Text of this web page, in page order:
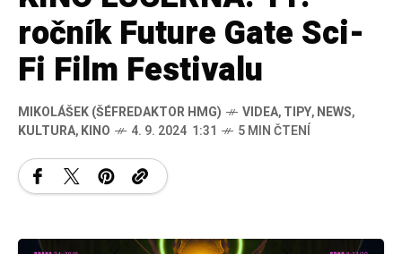
ročník Future Gate Sci-
Fi Film Festivalu
MIKOLÁŠEK (ŠÉFREDAKTOR HMG) VIDEA,TIPY,NEWS,
KULTURA,KINO 4. 9. 2024 1:31 5 MIN ČTENÍ